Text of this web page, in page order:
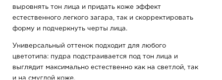
выровнять тон лица и придать коже эффект
естественного легкого загара, так и скорректировать
форму и подчеркнуть черты лица.
Универсальный оттенок подходит для любого
цветотипа: пудра подстраивается под тон лица и
выглядит максимально естественно как на светлой, так
и на смуглой коже.